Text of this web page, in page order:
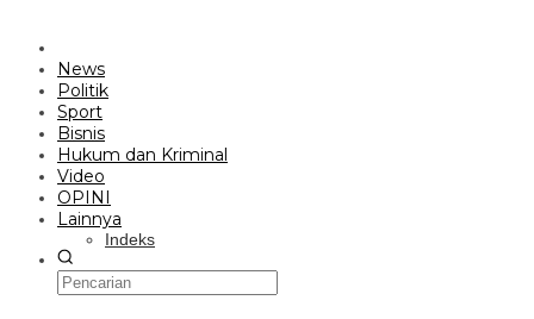
News
Politik
Sport
Bisnis
Hukum dan Kriminal
Video
OPINI
Lainnya
Indeks